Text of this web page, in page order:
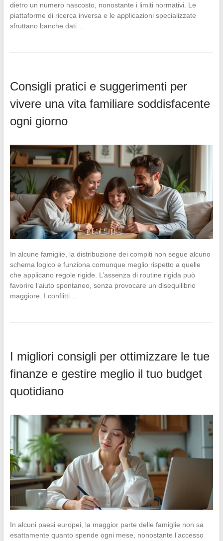
dietro un numero nascosto, nonostante i limiti normativi. Le
piattaforme di ricerca inversa e le applicazioni specializzate
sfruttano banche dati…
Consigli pratici e suggerimenti per
vivere una vita familiare soddisfacente
ogni giorno
In alcune famiglie, la distribuzione dei compiti non segue alcuno
schema logico e funziona comunque meglio rispetto a quelle
che applicano regole rigide. L’assenza di routine rigida può
favorire l’aiuto spontaneo, senza provocare un disequilibrio
maggiore. I conflitti…
I migliori consigli per ottimizzare le tue
finanze e gestire meglio il tuo budget
quotidiano
In alcuni paesi europei, la maggior parte delle famiglie non sa
esattamente quanto spende ogni mese, nonostante l’accesso